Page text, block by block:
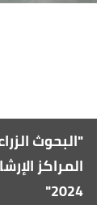
"البحوث
المراكز
2024"